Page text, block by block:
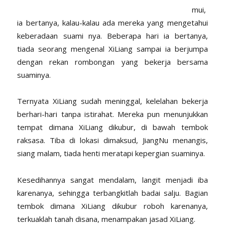
mui,
ia bertanya, kalau-kalau ada mereka yang mengetahui
keberadaan suami nya. Beberapa hari ia bertanya,
tiada seorang mengenal XiLiang sampai ia berjumpa
dengan rekan rombongan yang bekerja bersama
suaminya.
Ternyata XiLiang sudah meninggal, kelelahan bekerja
berhari-hari tanpa istirahat. Mereka pun menunjukkan
tempat dimana XiLiang dikubur, di bawah tembok
raksasa. Tiba di lokasi dimaksud, JiangNu menangis,
siang malam, tiada henti meratapi kepergian suaminya.
Kesedihannya sangat mendalam, langit menjadi iba
karenanya, sehingga terbangkitlah badai salju. Bagian
tembok dimana XiLiang dikubur roboh karenanya,
terkuaklah tanah disana, menampakan jasad XiLiang.